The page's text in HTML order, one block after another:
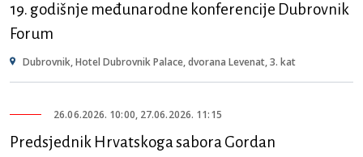
19. godišnje međunarodne konferencije Dubrovnik
Forum
Dubrovnik, Hotel Dubrovnik Palace, dvorana Levenat, 3. kat
26.06.2026. 10:00, 27.06.2026. 11:15
Predsjednik Hrvatskoga sabora Gordan